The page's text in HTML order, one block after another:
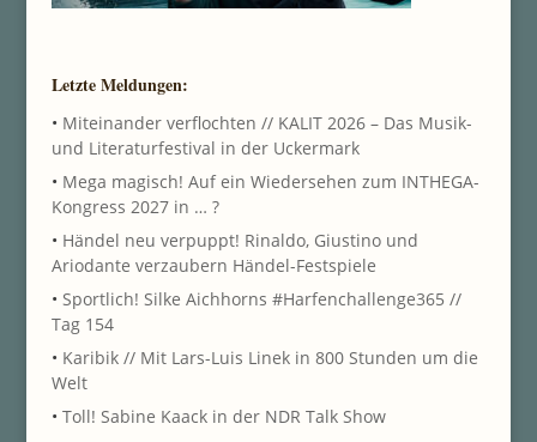
Letzte Meldungen:
• Miteinander verflochten // KALIT 2026 – Das Musik-
und Literaturfestival in der Uckermark
• Mega magisch! Auf ein Wiedersehen zum INTHEGA-
Kongress 2027 in … ?
• Händel neu verpuppt! Rinaldo, Giustino und
Ariodante verzaubern Händel-Festspiele
• Sportlich! Silke Aichhorns #Harfenchallenge365 //
Tag 154
• Karibik // Mit Lars-Luis Linek in 800 Stunden um die
Welt
• Toll! Sabine Kaack in der NDR Talk Show